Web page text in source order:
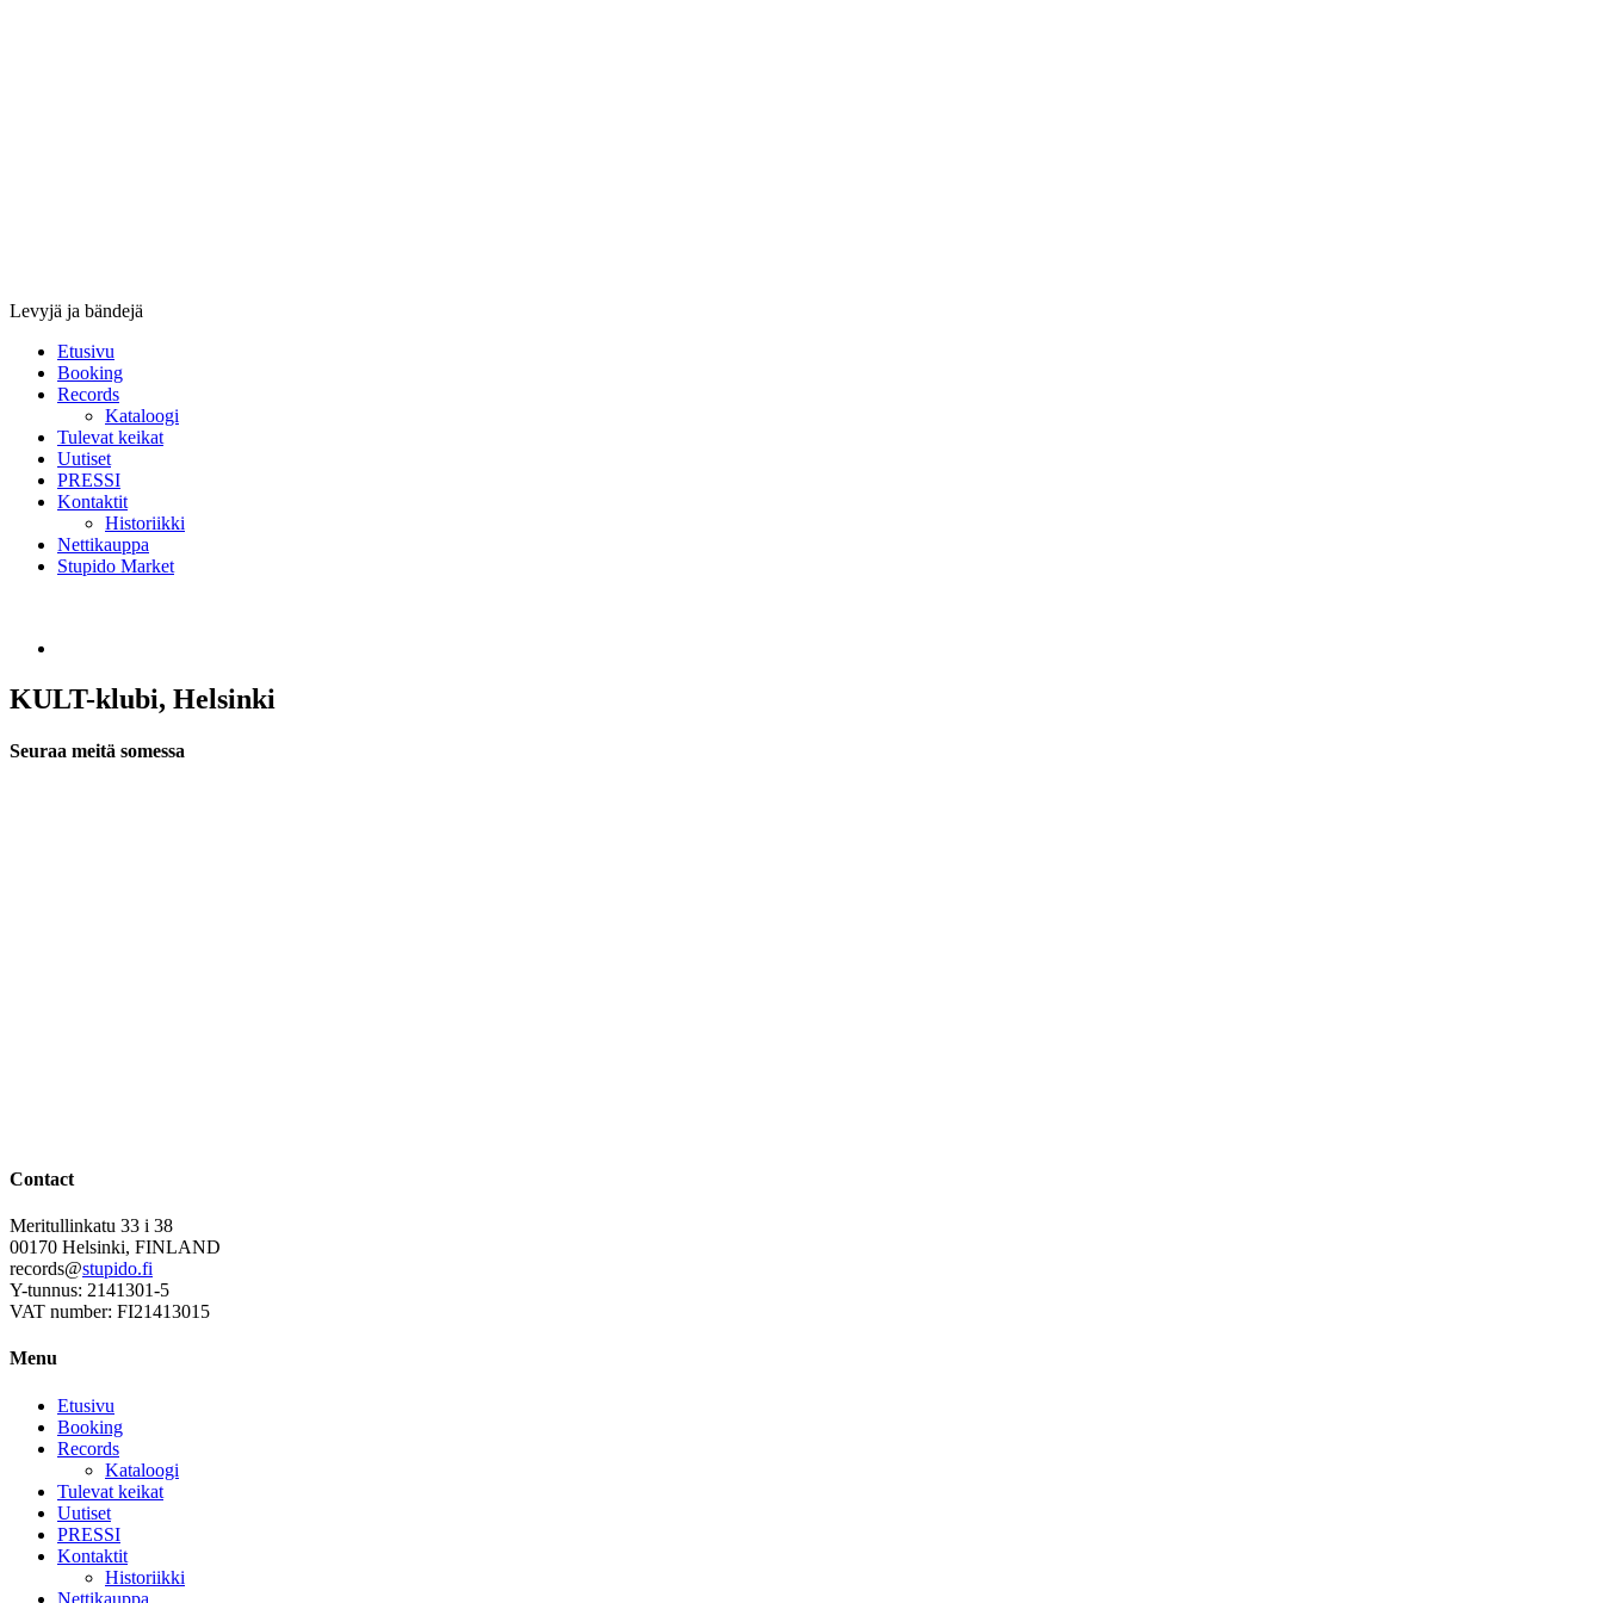
Levyjä ja bändejä
Etusivu
Booking
Records
Kataloogi
Tulevat keikat
Uutiset
PRESSI
Kontaktit
Historiikki
Nettikauppa
Stupido Market
KULT-klubi, Helsinki
Seuraa meitä somessa
Contact
Meritullinkatu 33 i 38
00170 Helsinki, FINLAND
records@stupido.fi
Y-tunnus: 2141301-5
VAT number: FI21413015
Menu
Etusivu
Booking
Records
Kataloogi
Tulevat keikat
Uutiset
PRESSI
Kontaktit
Historiikki
Nettikauppa